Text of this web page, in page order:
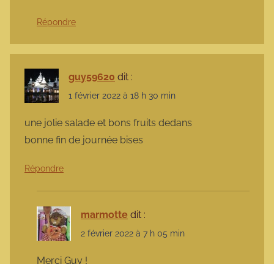
Répondre
guy59620 dit :
1 février 2022 à 18 h 30 min
une jolie salade et bons fruits dedans
bonne fin de journée bises
Répondre
marmotte dit :
2 février 2022 à 7 h 05 min
Merci Guy !